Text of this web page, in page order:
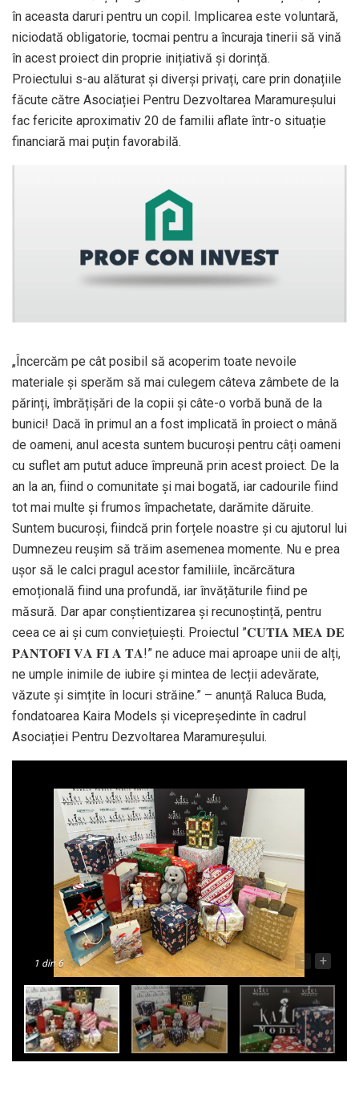
în aceasta daruri pentru un copil. Implicarea este voluntară,
niciodată obligatorie, tocmai pentru a încuraja tinerii să vină
în acest proiect din proprie inițiativă și dorință.
Proiectului s-au alăturat și diverși privați, care prin donațiile
făcute către Asociației Pentru Dezvoltarea Maramureșului
fac fericite aproximativ 20 de familii aflate într-o situație
financiară mai puțin favorabilă.
„Încercăm pe cât posibil să acoperim toate nevoile
materiale și sperăm să mai culegem câteva zâmbete de la
părinți, îmbrățișări de la copii și câte-o vorbă bună de la
bunici! Dacă în primul an a fost implicată în proiect o mână
de oameni, anul acesta suntem bucuroși pentru câți oameni
cu suflet am putut aduce împreună prin acest proiect. De la
an la an, fiind o comunitate și mai bogată, iar cadourile fiind
tot mai multe și frumos împachetate, darămite dăruite.
Suntem bucuroși, fiindcă prin forțele noastre și cu ajutorul lui
Dumnezeu reușim să trăim asemenea momente. Nu e prea
ușor să le calci pragul acestor familiile, încărcătura
emoțională fiind una profundă, iar învățăturile fiind pe
măsură. Dar apar conștientizarea și recunoștință, pentru
ceea ce ai și cum conviețuiești. Proiectul ”𝐂𝐔𝐓𝐈𝐀 𝐌𝐄𝐀 𝐃𝐄
𝐏𝐀𝐍𝐓𝐎𝐅𝐈 𝐕𝐀 𝐅𝐈 𝐀 𝐓𝐀!” ne aduce mai aproape unii de alți,
ne umple inimile de iubire și mintea de lecții adevărate,
văzute și simțite în locuri străine.” – anunță Raluca Buda,
fondatoarea Kaira Models și vicepreședinte în cadrul
Asociației Pentru Dezvoltarea Maramureșului.
1 din 6 - +